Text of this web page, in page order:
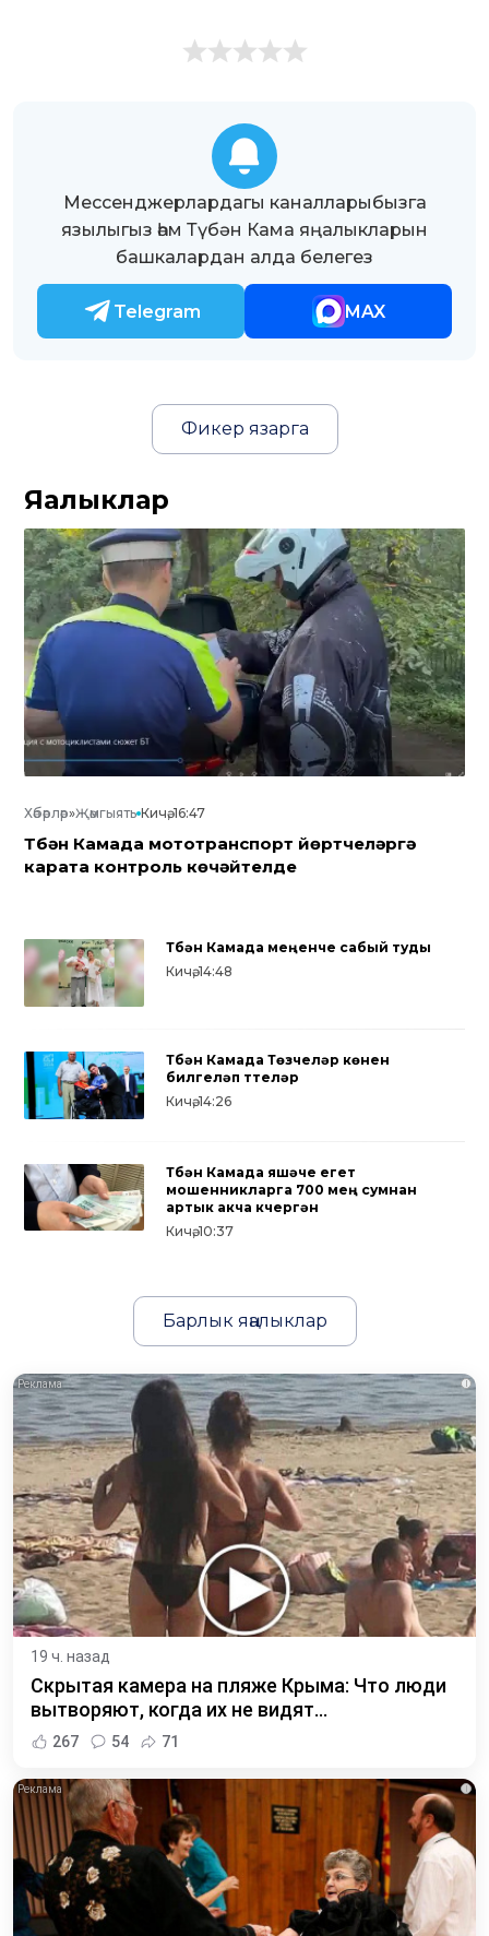
Мессенджерлардагы каналларыбызга
язылыгыз һәм Түбән Кама яңалыкларын
башкалардан алда белегез
Telegram MAX
Фикер язарга
Яңалыклар
Хәбәрләр»Җәмгыять Кичә, 16:47
Түбән Камада мототранспорт йөртүчеләргә
карата контроль көчәйтелде
Түбән Камада меңенче сабый туды
Кичә, 14:48
Түбән Камада Төзүчеләр көнен
билгеләп үттеләр
Кичә, 14:26
Түбән Камада яшәүче егет
мошенникларга 700 мең сумнан
артык акча күчергән
Кичә, 10:37
Барлык яңалыклар
i
19 ч. назад
Скрытая камера на пляже Крыма: Что люди
вытворяют, когда их не видят...
267 54 71
i